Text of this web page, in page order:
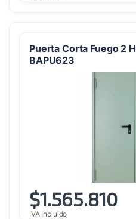
Puerta Corta Fuego 2
BAPU623
$1.565.810
IVA Incluido